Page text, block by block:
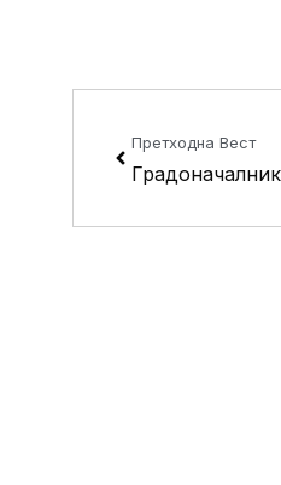
Претходна Вест